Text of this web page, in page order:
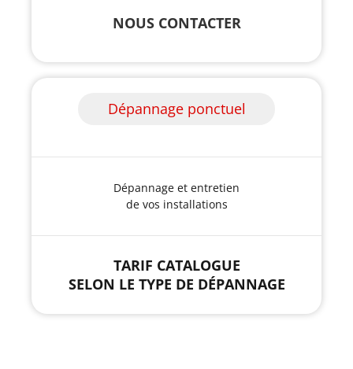
NOUS CONTACTER
Dépannage ponctuel
Dépannage et entretien
de vos installations
TARIF CATALOGUE
SELON LE TYPE DE DÉPANNAGE